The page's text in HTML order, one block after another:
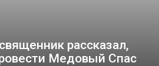
рассказал,
Медовый Спас